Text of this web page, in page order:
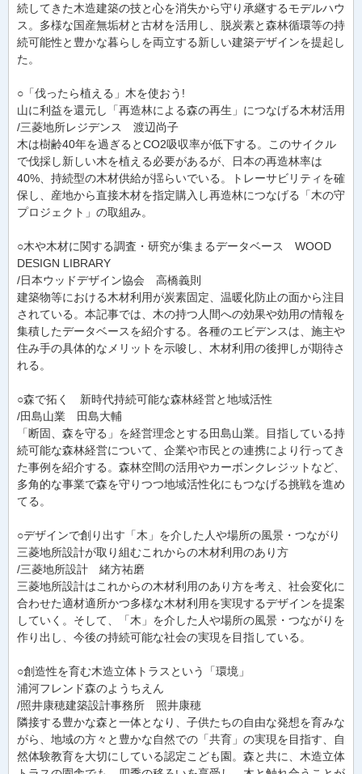
続してきた木造建築の技と心を消失から守り承継するモデルハウ
ス。多様な国産無垢材と古材を活用し、脱炭素と森林循環等の持
続可能性と豊かな暮らしを両立する新しい建築デザインを提起し
た。
○「伐ったら植える」木を使おう!
山に利益を還元し「再造林による森の再生」につなげる木材活用
/三菱地所レジデンス 渡辺尚子
木は樹齢40年を過ぎるとCO2吸収率が低下する。このサイクル
で伐採し新しい木を植える必要があるが、日本の再造林率は
40%、持続型の木材供給が揺らいでいる。トレーサビリティを確
保し、産地から直接木材を指定購入し再造林につなげる「木の守
プロジェクト」の取組み。
○木や木材に関する調査・研究が集まるデータベース WOOD
DESIGN LIBRARY
/日本ウッドデザイン協会 高橋義則
建築物等における木材利用が炭素固定、温暖化防止の面から注目
されている。本記事では、木の持つ人間への効果や効用の情報を
集積したデータベースを紹介する。各種のエビデンスは、施主や
住み手の具体的なメリットを示唆し、木材利用の後押しが期待さ
れる。
○森で拓く 新時代持続可能な森林経営と地域活性
/田島山業 田島大輔
「断固、森を守る」を経営理念とする田島山業。目指している持
続可能な森林経営について、企業や市民との連携により行ってき
た事例を紹介する。森林空間の活用やカーボンクレジットなど、
多角的な事業で森を守りつつ地域活性化にもつなげる挑戦を進め
てる。
○デザインで創り出す「木」を介した人や場所の風景・つながり
三菱地所設計が取り組むこれからの木材利用のあり方
/三菱地所設計 緒方祐磨
三菱地所設計はこれからの木材利用のあり方を考え、社会変化に
合わせた適材適所かつ多様な木材利用を実現するデザインを提案
していく。そして、「木」を介した人や場所の風景・つながりを
作り出し、今後の持続可能な社会の実現を目指している。
○創造性を育む木造立体トラスという「環境」
浦河フレンド森のようちえん
/照井康穂建築設計事務所 照井康穂
隣接する豊かな森と一体となり、子供たちの自由な発想を育みな
がら、地域の方々と豊かな自然での「共育」の実現を目指す、自
然体験教育を大切にしている認定こども園。森と共に、木造立体